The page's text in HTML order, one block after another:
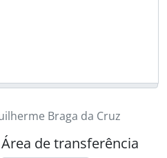
Braga da Cruz
Área de transferência